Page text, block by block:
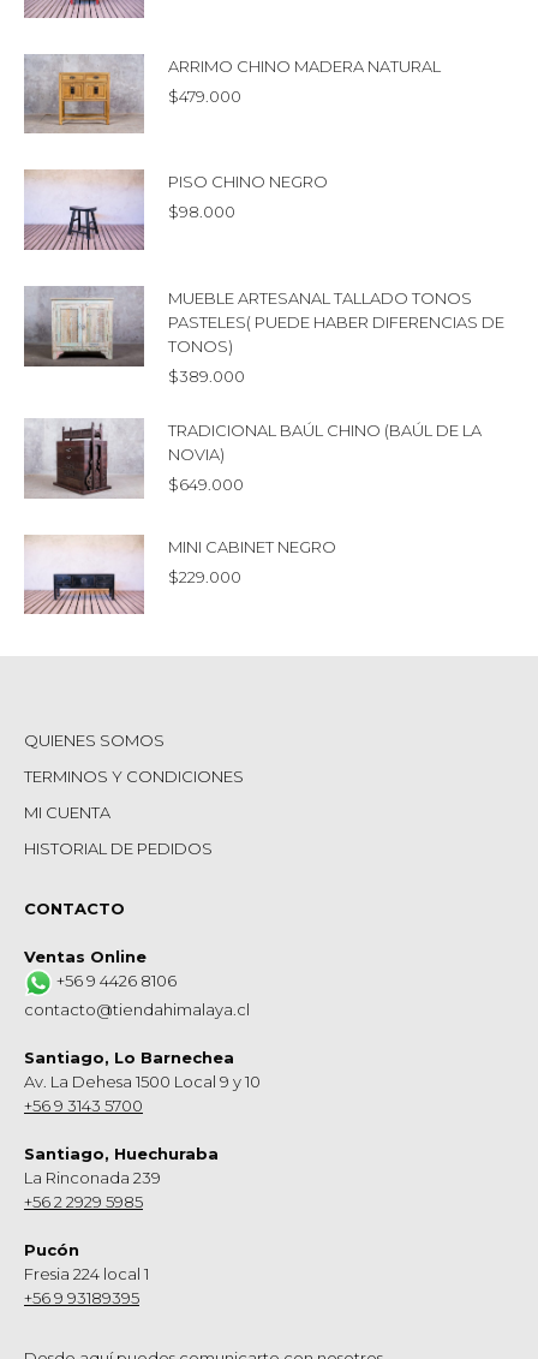
ARRIMO CHINO MADERA NATURAL
$479.000
PISO CHINO NEGRO
$98.000
MUEBLE ARTESANAL TALLADO TONOS
PASTELES( PUEDE HABER DIFERENCIAS DE
TONOS)
$389.000
TRADICIONAL BAÚL CHINO (BAÚL DE LA
NOVIA)
$649.000
MINI CABINET NEGRO
$229.000
QUIENES SOMOS
TERMINOS Y CONDICIONES
MI CUENTA
HISTORIAL DE PEDIDOS
CONTACTO
Ventas Online
+56 9 4426 8106
contacto@tiendahimalaya.cl
Santiago, Lo Barnechea
Av. La Dehesa 1500 Local 9 y 10
+56 9 3143 5700
Santiago, Huechuraba
La Rinconada 239
+56 2 2929 5985
Pucón
Fresia 224 local 1
+56 9 93189395